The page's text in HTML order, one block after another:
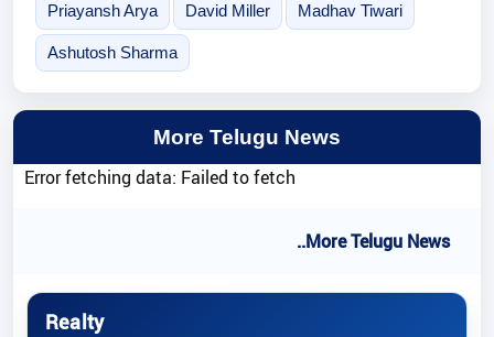
Priayansh Arya David Miller Madhav Tiwari
Ashutosh Sharma
More Telugu News
Error fetching data: Failed to fetch
..More Telugu News
Realty